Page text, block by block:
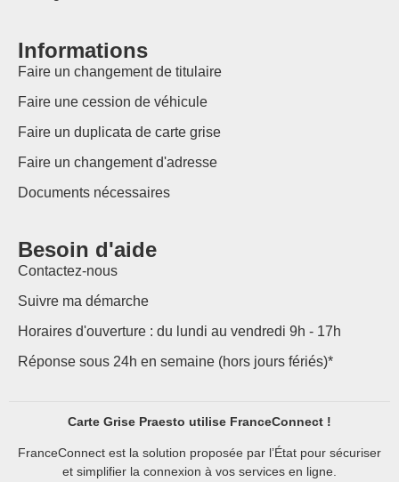
Informations
Faire un changement de titulaire
Faire une cession de véhicule
Faire un duplicata de carte grise
Faire un changement d'adresse
Documents nécessaires
Besoin d'aide
Contactez-nous
Suivre ma démarche
Horaires d'ouverture : du lundi au vendredi 9h - 17h
Réponse sous 24h en semaine (hors jours fériés)*
Carte Grise Praesto utilise FranceConnect !
FranceConnect est la solution proposée par l’État pour sécuriser
et simplifier la connexion à vos services en ligne.